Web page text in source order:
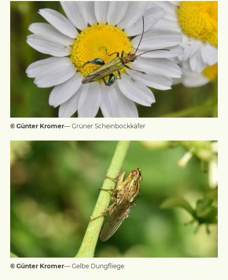
© Günter Kromer— Grüner Scheinbockkäfer
© Günter Kromer— Gelbe Dungfliege